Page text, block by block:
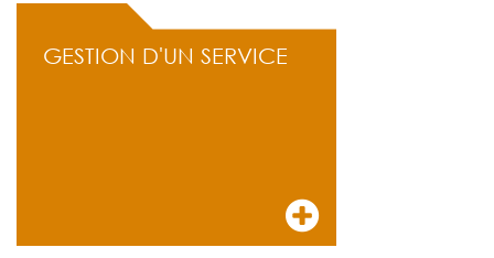
GESTION D'UN SERVICE